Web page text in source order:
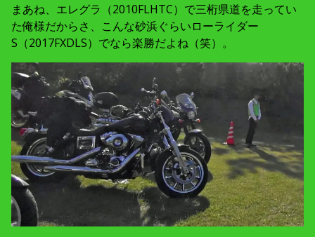
まあね、エレグラ（2010FLHTC）で三桁県道を走ってい
た俺様だからさ、こんな砂浜ぐらいローライダー
S（2017FXDLS）でなら楽勝だよね（笑）。